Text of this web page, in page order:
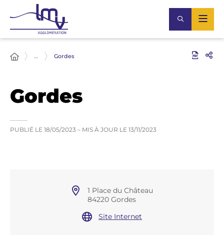
… Gordes
Gordes
PUBLIÉ LE 18/05/2023 – MIS À JOUR LE 13/11/2023
1 Place du Château
84220 Gordes
Site Internet